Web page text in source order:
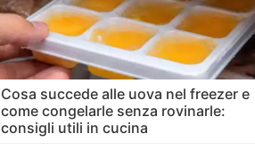
Cosa succede alle uova nel freezer e
come congelarle senza rovinarle:
consigli utili in cucina